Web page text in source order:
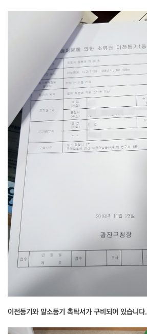
이전등기와 말소등기 촉탁서가 구비되어 있습니다.